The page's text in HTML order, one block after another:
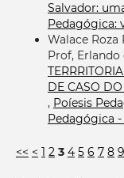
Salvador:
Pedagógica:
Walace Roza
Prof, Erlando
DE CASO
, Poíesis
Pedagógica
<< < 1 2 3 4 5 6 7 8 9